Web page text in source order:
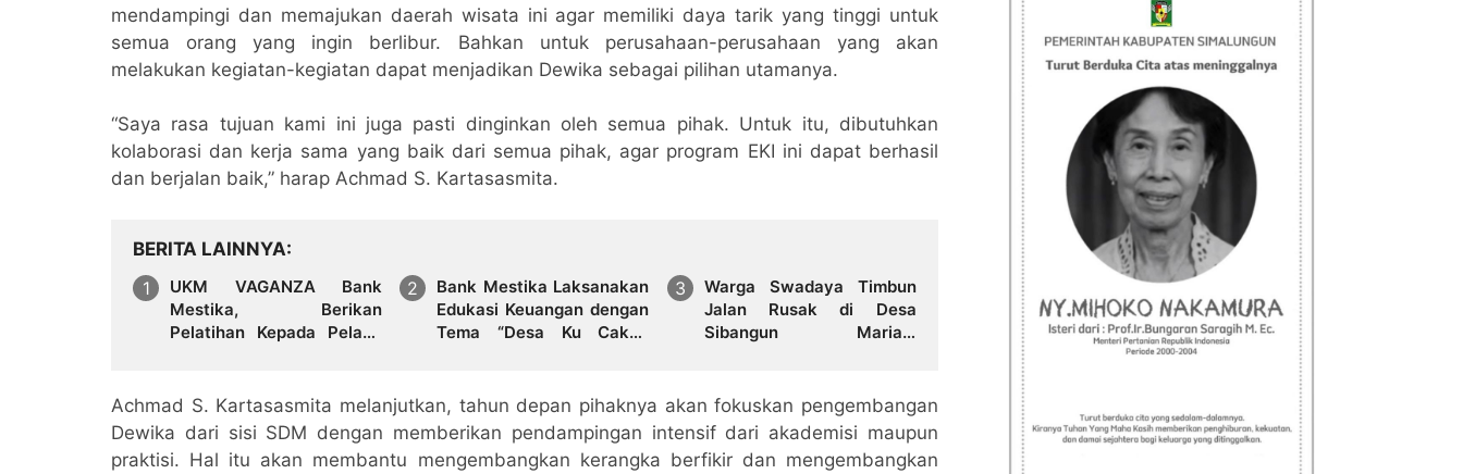
mendampingi dan memajukan daerah wisata ini agar memiliki daya tarik yang tinggi untuk
semua orang yang ingin berlibur. Bahkan untuk perusahaan-perusahaan yang akan
melakukan kegiatan-kegiatan dapat menjadikan Dewika sebagai pilihan utamanya.
“Saya rasa tujuan kami ini juga pasti dinginkan oleh semua pihak. Untuk itu, dibutuhkan
kolaborasi dan kerja sama yang baik dari semua pihak, agar program EKI ini dapat berhasil
dan berjalan baik,” harap Achmad S. Kartasasmita.
BERITA LAINNYA
UKM VAGANZA Bank
Mestika, Berikan
Pelatihan Kepada Pelaku
Bank Mestika Laksanakan
Edukasi Keuangan dengan
Tema “Desa Ku Cakap
Warga Swadaya Timbun
Jalan Rusak di Desa
Sibangun Mariah,
Achmad S. Kartasasmita melanjutkan, tahun depan pihaknya akan fokuskan pengembangan
Dewika dari sisi SDM dengan memberikan pendampingan intensif dari akademisi maupun
praktisi. Hal itu akan membantu mengembangkan kerangka berfikir dan mengembangkan